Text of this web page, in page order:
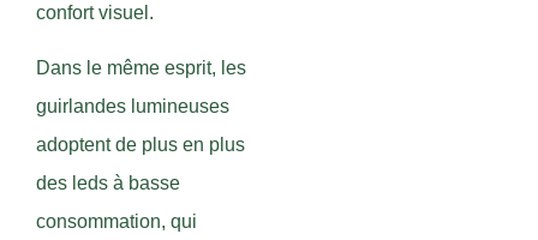
confort visuel.
Dans le même esprit, les
guirlandes lumineuses
adoptent de plus en plus
des leds à basse
consommation, qui